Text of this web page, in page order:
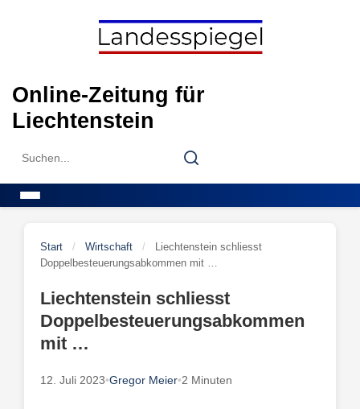
Online-Zeitung für
Liechtenstein
Search
Search
Start / Wirtschaft /
Liechtenstein schliesst
Doppelbesteuerungsabkommen mit …
Liechtenstein schliesst
Doppelbesteuerungsabkommen
mit …
12. Juli 2023•Gregor Meier•2 Minuten